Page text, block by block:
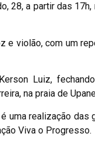
28, a partir das
e violão, com um
Luiz,
na praia de
uma realização
Viva o Progresso.